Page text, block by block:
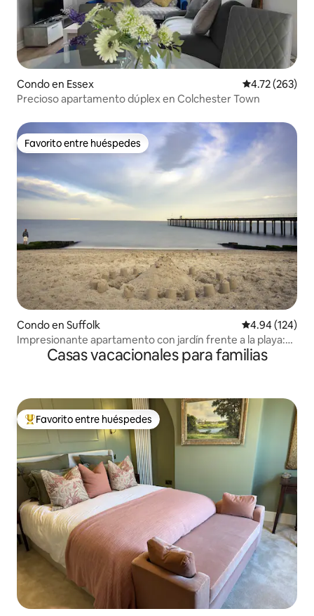
Condo en Essex Calificación
4.72 (263)
Precioso apartamento dúplex en Colchester Town
Favorito entre huéspedes
Favorito entre huéspedes
Condo en Suffolk Calificación
4.94 (124)
Impresionante apartamento con jardín frente a la playa:
se admiten perros
Casas vacacionales para familias
Favorito entre huéspedes preferido
Favorito entre huéspedes